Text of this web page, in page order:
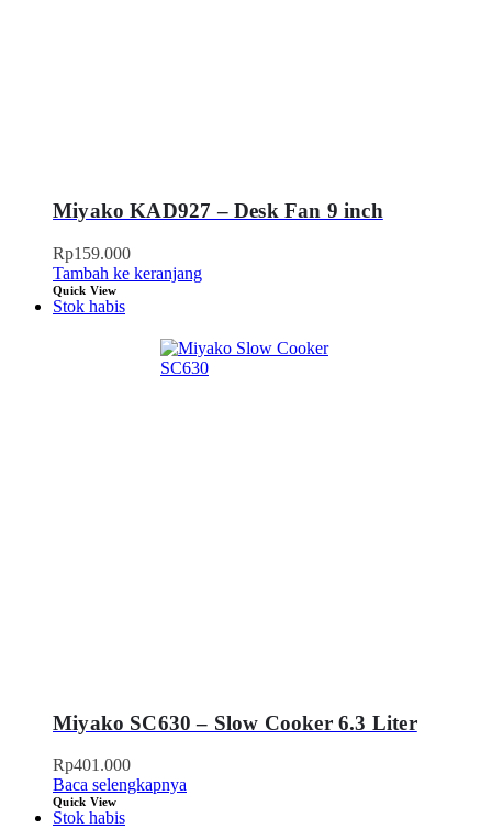
Miyako KAD927 – Desk Fan 9 inch
Rp159.000
Tambah ke keranjang
Quick View
Stok habis
Miyako SC630 – Slow Cooker 6.3 Liter
Rp401.000
Baca selengkapnya
Quick View
Stok habis